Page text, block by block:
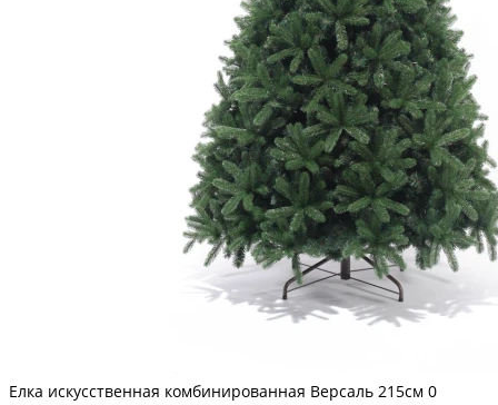
Елка искусственная комбинированная Версаль 215см 0